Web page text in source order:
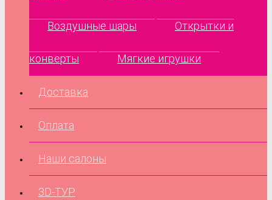
Воздушные шары Открытки и
конверты Мягкие игрушки
Доставка
Оплата
Наши салоны
3D-ТУР